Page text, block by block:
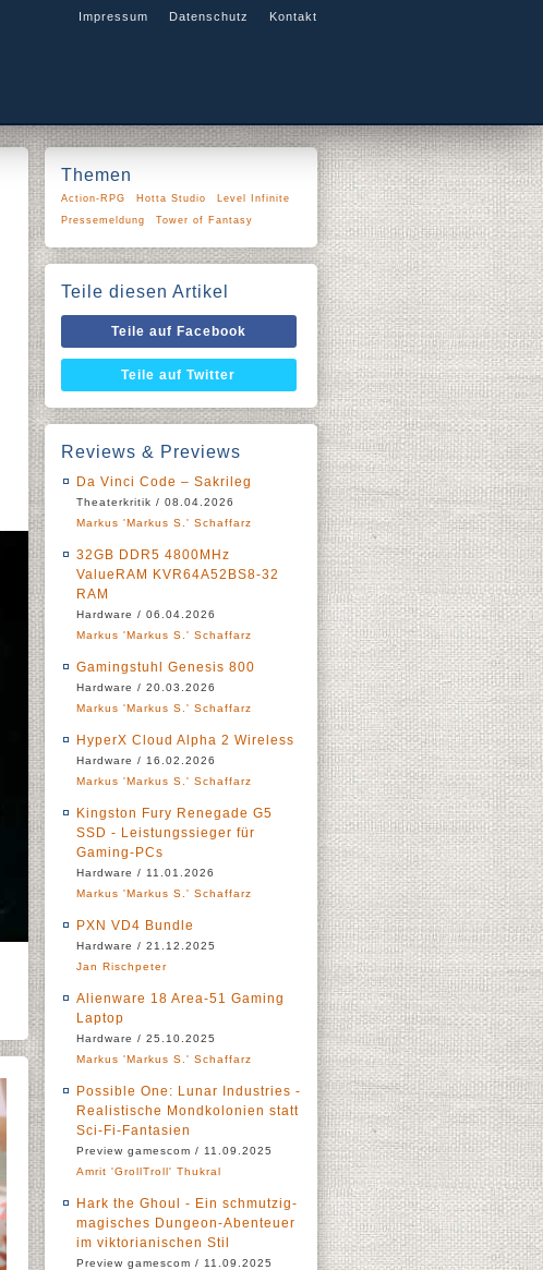
Impressum Datenschutz Kontakt
Themen
Action-RPG Hotta Studio
Level Infinite
Pressemeldung
Tower of Fantasy
Teile diesen Artikel
Teile auf Facebook
Teile auf Twitter
Reviews & Previews
Da Vinci Code – Sakrileg
Theaterkritik / 08.04.2026
Markus 'Markus S.' Schaffarz
32GB DDR5 4800MHz
ValueRAM KVR64A52BS8-32
RAM
Hardware / 06.04.2026
Markus 'Markus S.' Schaffarz
Gamingstuhl Genesis 800
Hardware / 20.03.2026
Markus 'Markus S.' Schaffarz
HyperX Cloud Alpha 2 Wireless
Hardware / 16.02.2026
Markus 'Markus S.' Schaffarz
Kingston Fury Renegade G5
SSD - Leistungssieger für
Gaming-PCs
Hardware / 11.01.2026
Markus 'Markus S.' Schaffarz
PXN VD4 Bundle
Hardware / 21.12.2025
Jan Rischpeter
Alienware 18 Area-51 Gaming
Laptop
Hardware / 25.10.2025
Markus 'Markus S.' Schaffarz
Possible One: Lunar Industries -
Realistische Mondkolonien statt
Sci-Fi-Fantasien
Preview gamescom / 11.09.2025
Amrit 'GrollTroll' Thukral
Hark the Ghoul - Ein schmutzig-
magisches Dungeon-Abenteuer
im viktorianischen Stil
Preview gamescom / 11.09.2025